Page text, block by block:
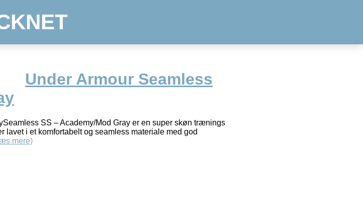
Under Armour Seamless
SS – Academy/Mod Gray er en super skøn trænings
lavet i et komfortabelt og seamless materiale med god
mere)